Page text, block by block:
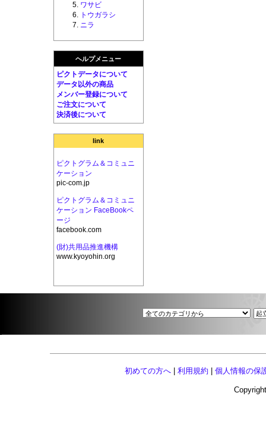
ワサビ
トウガラシ
ニラ
ヘルプメニュー
ピクトデータについて
データ以外の商品
メンバー登録について
ご注文について
決済後について
link
ピクトグラム＆コミュニ
ケーション
pic-com.jp
ピクトグラム＆コミュニ
ケーション FaceBookペ
ージ
facebook.com
(財)共用品推進機構
www.kyoyohin.org
初めての方へ 利用規約 個人情報の保